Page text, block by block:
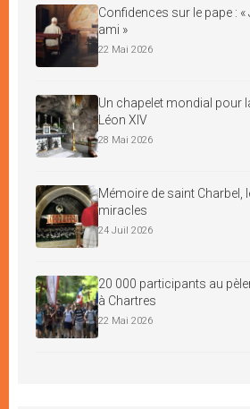
Confidences sur le pape :
ami »
22 Mai 2026
Un chapelet mondial pour
Léon XIV
28 Mai 2026
Mémoire de saint Charbel,
miracles
24 Juil 2026
20 000 participants au
à Chartres
22 Mai 2026